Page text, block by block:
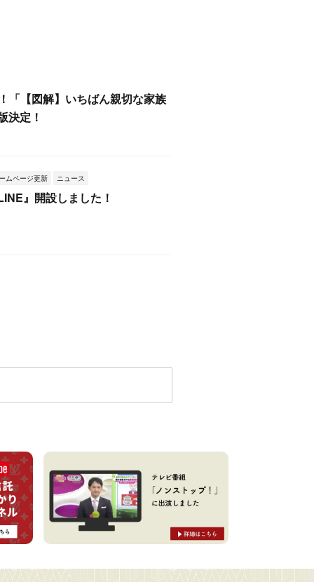
「【図解】いちばん親切な家族
決定！
ムページ更新 ニュース
』開設しました！